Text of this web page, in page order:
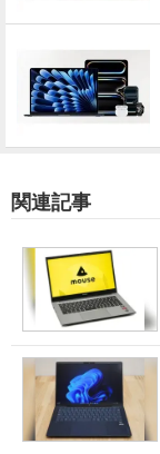
関連記事